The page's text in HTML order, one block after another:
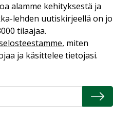
teknisiä osaamisalueita
voimakkaasti:
syntyvät, kun
lisää lämpöhäviöitä
alamme kehityksestä ja
lehden uutiskirjeellä on jo
tilaajaa.
, miten
ja käsittelee tietojasi.